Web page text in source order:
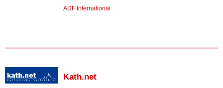
ADF International
Kath.net